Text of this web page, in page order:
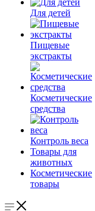
Для детей
Пищевые
экстракты
Косметические
средства
Контроль веса
Товары для
животных
Косметические
товары